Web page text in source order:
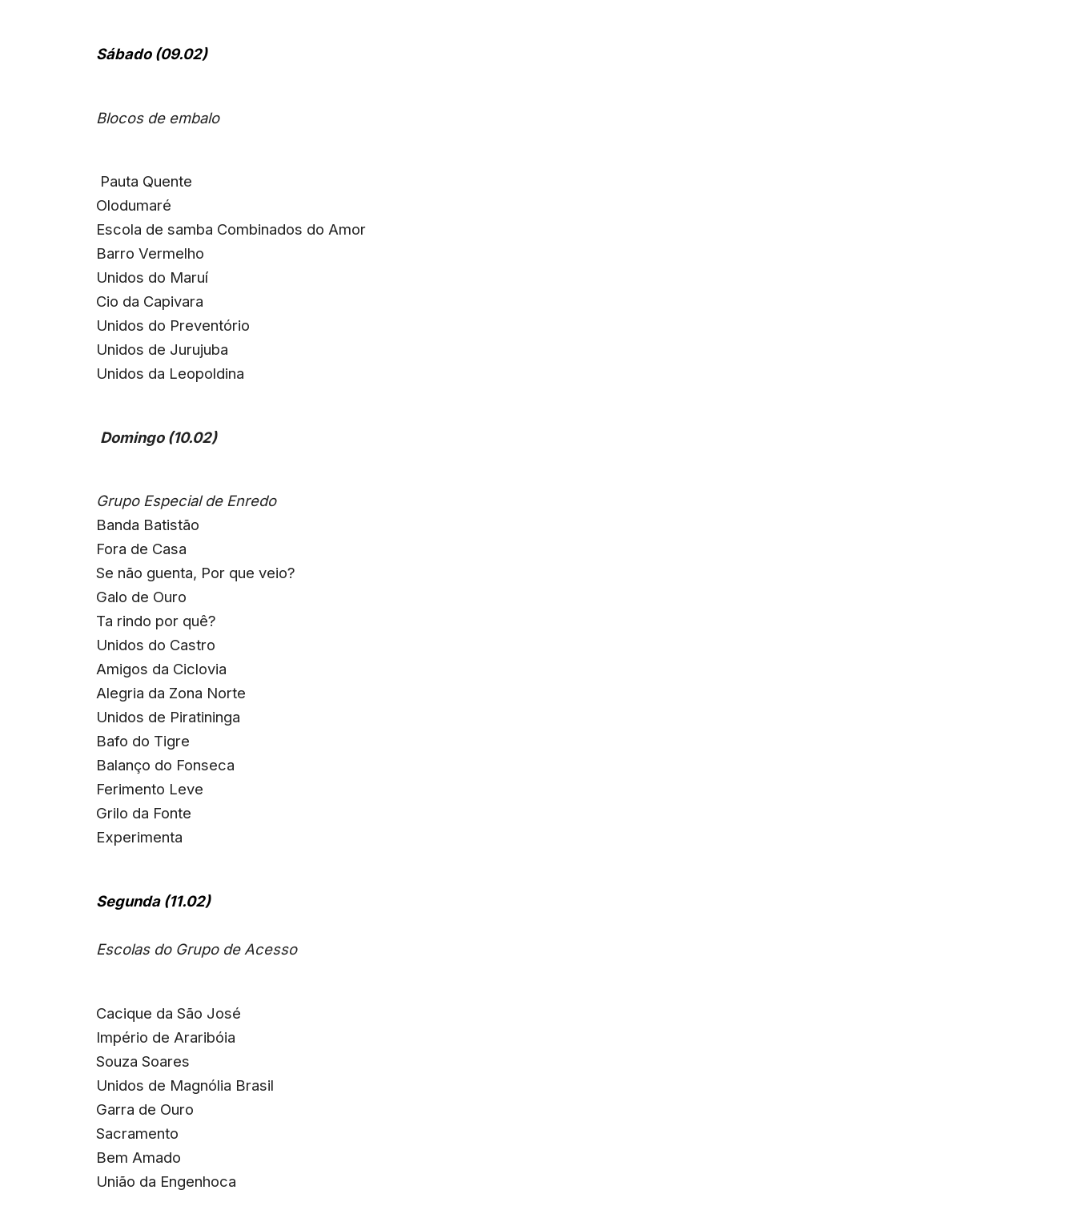
Sábado (09.02)
Blocos de embalo
Pauta Quente
Olodumaré
Escola de samba Combinados do Amor
Barro Vermelho
Unidos do Maruí
Cio da Capivara
Unidos do Preventório
Unidos de Jurujuba
Unidos da Leopoldina
Domingo (10.02)
Grupo Especial de Enredo
Banda Batistão
Fora de Casa
Se não guenta, Por que veio?
Galo de Ouro
Ta rindo por quê?
Unidos do Castro
Amigos da Ciclovia
Alegria da Zona Norte
Unidos de Piratininga
Bafo do Tigre
Balanço do Fonseca
Ferimento Leve
Grilo da Fonte
Experimenta
Segunda (11.02)
Escolas do Grupo de Acesso
Cacique da São José
Império de Araribóia
Souza Soares
Unidos de Magnólia Brasil
Garra de Ouro
Sacramento
Bem Amado
União da Engenhoca